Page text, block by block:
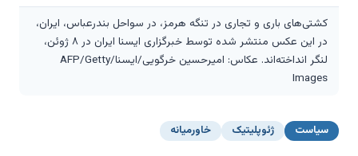
کشتی‌های باری و تجاری در تنگه هرمز، در سواحل بندرعباس، ایران،
در این عکس منتشر شده توسط خبرگزاری ایسنا ایران در ۸ ژوئن،
لنگر انداخته‌اند. عکاس: امیرحسین خرگویی/ایسنا/AFP/Getty
Images
سیاست ژئوپلیتیک خاورمیانه